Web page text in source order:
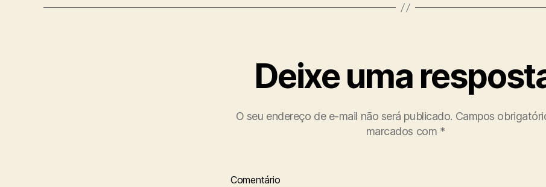
Deixe uma
O seu endereço de e-mail não será publicado. Campos
marcados com *
Comentário